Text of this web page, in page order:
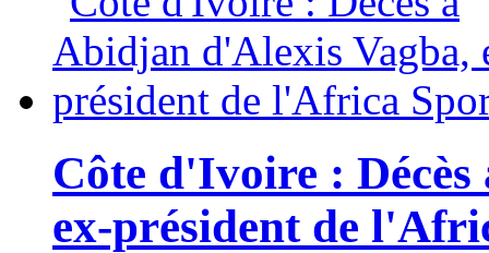
Côte d'Ivoire :
ex-président de